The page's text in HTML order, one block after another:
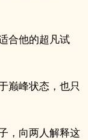
合他的超凡试
巅峰状态，也只
，向两人解释这